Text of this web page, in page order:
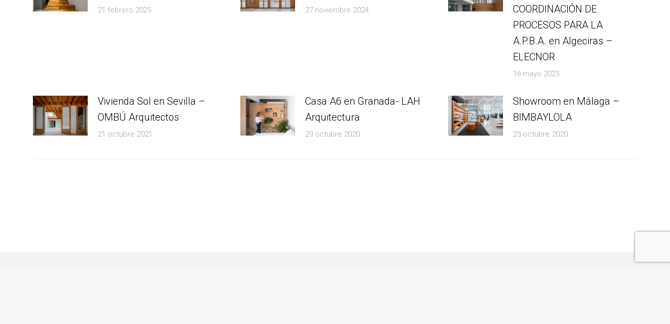
21 febrero 2025 27 noviembre 2024
COORDINACIÓN DE
PROCESOS PARA LA
A.P.B.A. en Algeciras –
ELECNOR
16 mayo 2023
Vivienda Sol en Sevilla –
OMBÚ Arquitectos
21 octubre 2021
Casa A6 en Granada- LAH
Arquitectura
29 octubre 2020
Showroom en Málaga –
BIMBAYLOLA
23 octubre 2020
© Todos los derechos reservados | 2006 - 2026